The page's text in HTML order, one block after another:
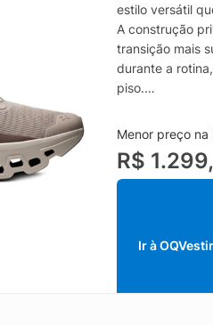
estilo versátil
A construção
transição mais
durante a
piso.
Se você
como uma
de alto nível.
Menor preço na
R$
Ir à OQVestir